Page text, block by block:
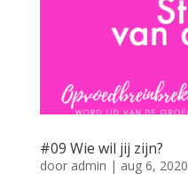
#09 Wie wil jij zijn?
door admin | aug 6, 2020